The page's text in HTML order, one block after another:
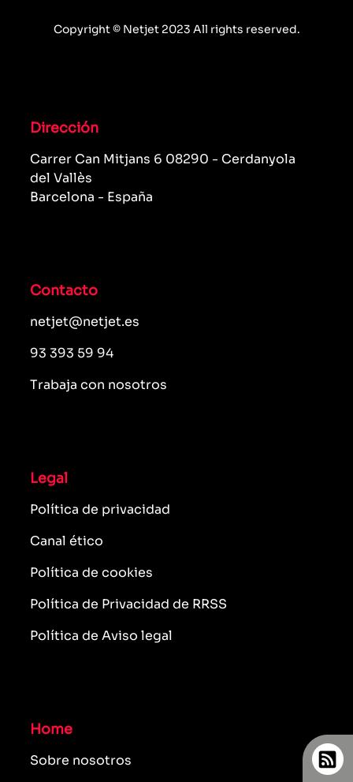
Copyright © Netjet 2023 All rights reserved.
Dirección
Carrer Can Mitjans 6 08290 - Cerdanyola
del Vallès
Barcelona - España
Contacto
netjet@netjet.es
93 393 59 94
Trabaja con nosotros
Legal
Política de privacidad
Canal ético
Política de cookies
Política de Privacidad de RRSS
Política de Aviso legal
Home
Sobre nosotros